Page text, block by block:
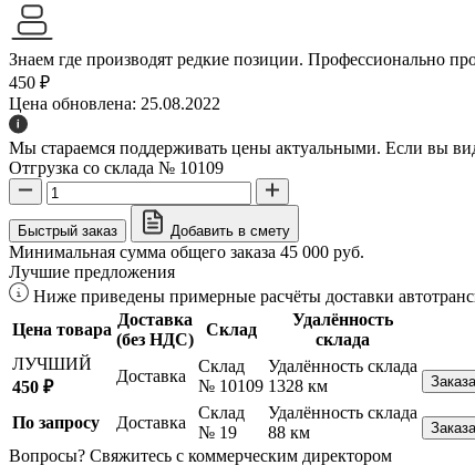
Знаем где производят редкие позиции. Профессионально
450 ₽
Цена обновлена: 25.08.2022
Мы стараемся поддерживать цены актуальными. Если вы
Отгрузка со склада № 10109
Быстрый заказ Добавить в смету
Минимальная сумма общего заказа 45 000 руб.
Лучшие предложения
Ниже приведены примерные расчёты доставки
Цена товара
Доставка
(без НДС)
Склад
Удалённость
склада
ЛУЧШИЙ
450 ₽
Доставка
Склад
№ 10109
Удалённость склада
1328 км
По запросу Доставка
Склад
№ 19
Удалённость склада
88 км
Вопросы? Свяжитесь с коммерческим директором